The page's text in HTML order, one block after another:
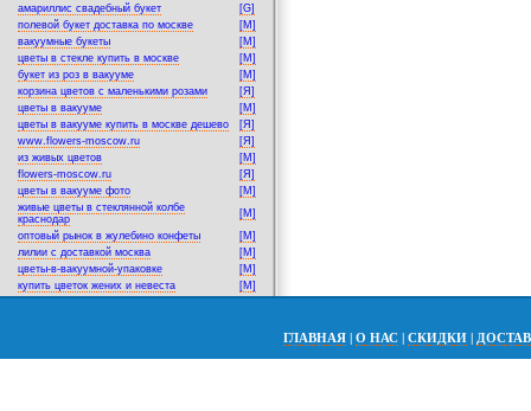
амариллис свадебный букет
[G]
полевой букет доставка по москве
[M]
вакуумные букеты
[M]
цветы в стекле купить в москве
[M]
букет из роз в вакууме
[M]
корзина цветов с маленькими розами
[Я]
цветы в вакууме
[M]
цветы в вакууме купить в москве дешево
[Я]
www.flowers-moscow.ru
[Я]
из живых цветов
[M]
flowers-moscow.ru
[Я]
цветы в вакууме фото
[M]
живые цветы в стеклянной колбе
краснодар
[M]
оптовый рынок в жулебино конфеты
[M]
лилии с доставкой москва
[M]
цветы-в-вакуумной-упаковке
[M]
купить цветок жених и невеста
[M]
ГЛАВНАЯ | О НАС | СКИДКИ |